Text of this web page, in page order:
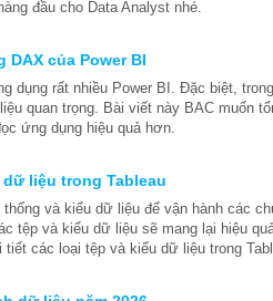
đầu cho Data Analyst nhé.
DAX của Power BI
dụng rất nhiều Power BI. Đặc biệt,
quan trọng. Bài viết này BAC muốn
ứng dụng hiệu quả hơn.
liệu trong Tableau
và kiểu dữ liệu để vận hành các
tệp và kiểu dữ liệu sẽ mang lại hiệu
tiết các loại tệp và kiểu dữ liệu trong